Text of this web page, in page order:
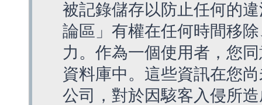
被記錄儲存以防止任何的
論區」有權在任何時間移
力。作為一個使用者，您
資料庫中。這些資訊在您
公司，對於因駭客入侵所